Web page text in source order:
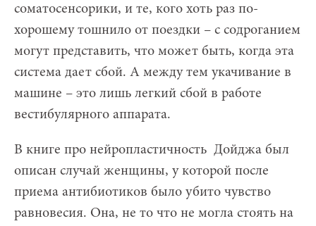
соматосенсорики, и те, кого хоть раз по-
хорошему тошнило от поездки – с содроганием
могут представить, что может быть, когда эта
система дает сбой. А между тем укачивание в
машине – это лишь легкий сбой в работе
вестибулярного аппарата.
В книге про нейропластичность Дойджа был
описан случай женщины, у которой после
приема антибиотиков было убито чувство
равновесия. Она, не то что не могла стоять на